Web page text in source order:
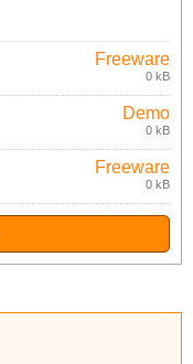
Freeware
0 kB
Demo
0 kB
Freeware
0 kB